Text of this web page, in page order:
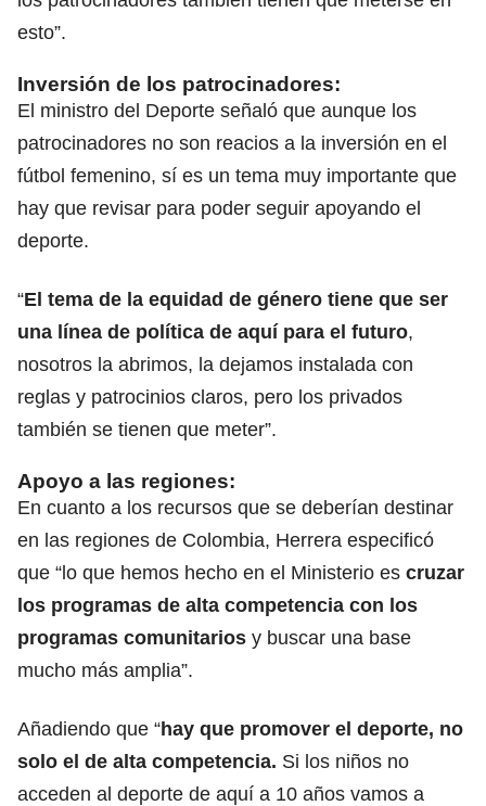
esto”.
Inversión de los patrocinadores:
El ministro del Deporte señaló que aunque los
patrocinadores no son reacios a la inversión en el
fútbol femenino, sí es un tema muy importante que
hay que revisar para poder seguir apoyando el
deporte.
“El tema de la equidad de género tiene que ser
una línea de política de aquí para el futuro,
nosotros la abrimos, la dejamos instalada con
reglas y patrocinios claros, pero los privados
también se tienen que meter”.
Apoyo a las regiones:
En cuanto a los recursos que se deberían destinar
en las regiones de Colombia, Herrera especificó
que “lo que hemos hecho en el Ministerio es cruzar
los programas de alta competencia con los
programas comunitarios y buscar una base
mucho más amplia”.
Añadiendo que “hay que promover el deporte, no
solo el de alta competencia. Si los niños no
acceden al deporte de aquí a 10 años vamos a